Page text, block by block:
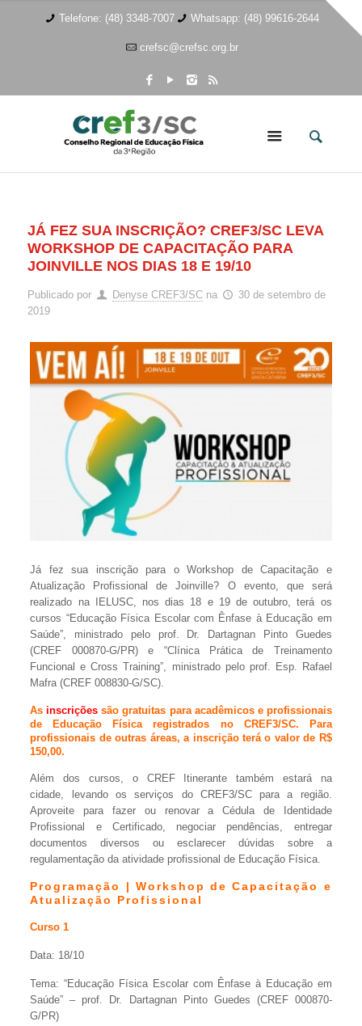
Telefone: (48) 3348-7007 Whatsapp: (48) 99616-2644
crefsc@crefsc.org.br
JÁ FEZ SUA INSCRIÇÃO? CREF3/SC LEVA
WORKSHOP DE CAPACITAÇÃO PARA
JOINVILLE NOS DIAS 18 E 19/10
Publicado por Denyse CREF3/SC na
30 de setembro de
2019
Já fez sua inscrição para o Workshop de Capacitação e
Atualização Profissional de Joinville? O evento, que será
realizado na IELUSC, nos dias 18 e 19 de outubro, terá os
cursos “Educação Física Escolar com Ênfase à Educação em
Saúde”, ministrado pelo prof. Dr. Dartagnan Pinto Guedes
(CREF 000870-G/PR) e “Clínica Prática de Treinamento
Funcional e Cross Training”, ministrado pelo prof. Esp. Rafael
Mafra (CREF 008830-G/SC).
Asinscrições são gratuitas para acadêmicos e profissionais
de Educação Física registrados no CREF3/SC. Para
profissionais de outras áreas, a inscrição terá o valor de R$
150,00.
Além dos cursos, o CREF Itinerante também estará na
cidade, levando os serviços do CREF3/SC para a região.
Aproveite para fazer ou renovar a Cédula de Identidade
Profissional e Certificado, negociar pendências, entregar
documentos diversos ou esclarecer dúvidas sobre a
regulamentação da atividade profissional de Educação Física.
Programação | Workshop de Capacitação e
Atualização Profissional
Curso 1
Data: 18/10
Tema: “Educação Física Escolar com Ênfase à Educação em
Saúde” – prof. Dr. Dartagnan Pinto Guedes (CREF 000870-
G/PR)